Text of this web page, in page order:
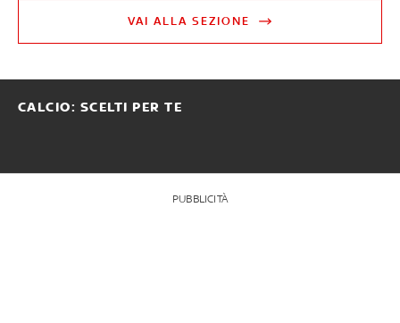
VAI ALLA SEZIONE
CALCIO: SCELTI PER TE
PUBBLICITÀ